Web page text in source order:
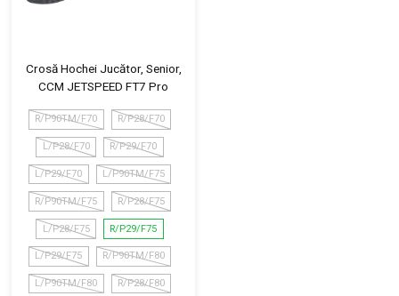
Crosă Hochei Jucător, Senior,
CCM JETSPEED FT7 Pro
R/P90TM/F70 R/P28/F70
L/P28/F70 R/P29/F70
L/P29/F70 L/P90TM/F75
R/P90TM/F75 R/P28/F75
L/P28/F75 R/P29/F75
L/P29/F75 R/P90TM/F80
L/P90TM/F80 R/P28/F80